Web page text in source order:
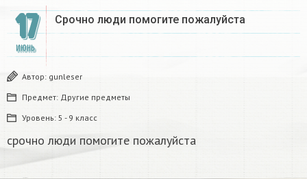
17
ИЮНЬ
Срочно люди помогите пожалуйста ​
Автор: gunleser
Предмет: Другие предметы
Уровень: 5 - 9 класс
срочно люди помогите пожалуйста ​